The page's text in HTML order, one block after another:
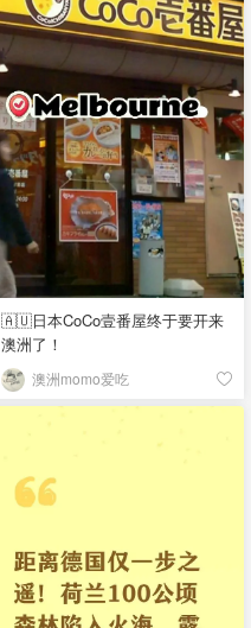
🇦🇺日本CoCo壹番屋终于要开来
澳洲了！
澳洲momo爱吃